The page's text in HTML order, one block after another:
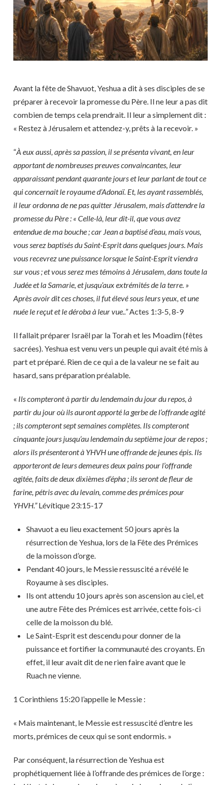
Avant la fête de Shavuot, Yeshua a dit à ses disciples de se
préparer à recevoir la promesse du Père. Il ne leur a pas dit
combien de temps cela prendrait. Il leur a simplement dit :
« Restez à Jérusalem et attendez-y, prêts à la recevoir. »
“À eux aussi, après sa passion, il se présenta vivant, en leur
apportant de nombreuses preuves convaincantes, leur
apparaissant pendant quarante jours et leur parlant de tout ce
qui concernait le royaume d’Adonaï. Et, les ayant rassemblés,
il leur ordonna de ne pas quitter Jérusalem, mais d’attendre la
promesse du Père : « Celle-là, leur dit-il, que vous avez
entendue de ma bouche ; car Jean a baptisé d’eau, mais vous,
vous serez baptisés du Saint-Esprit dans quelques jours. Mais
vous recevrez une puissance lorsque le Saint-Esprit viendra
sur vous ; et vous serez mes témoins à Jérusalem, dans toute la
Judée et la Samarie, et jusqu’aux extrémités de la terre. »
Après avoir dit ces choses, il fut élevé sous leurs yeux, et une
nuée le reçut et le déroba à leur vue..”Actes 1:3-5, 8-9
Il fallait préparer Israël par la Torah et les Moadim (fêtes
sacrées). Yeshua est venu vers un peuple qui avait été mis à
part et préparé. Rien de ce qui a de la valeur ne se fait au
hasard, sans préparation préalable.
« Ils compteront à partir du lendemain du jour du repos, à
partir du jour où ils auront apporté la gerbe de l’offrande agité
; ils compteront sept semaines complètes. Ils compteront
cinquante jours jusqu’au lendemain du septième jour de repos ;
alors ils présenteront à YHVH une offrande de jeunes épis. Ils
apporteront de leurs demeures deux pains pour l’offrande
agitée, faits de deux dixièmes d’épha ; ils seront de fleur de
farine, pétris avec du levain, comme des prémices pour
YHVH.”Lévítique 23:15-17
Shavuot a eu lieu exactement 50 jours après la
résurrection de Yeshua, lors de la Fête des Prémices
de la moisson d’orge.
Pendant 40 jours, le Messie ressuscité a révélé le
Royaume à ses disciples.
Ils ont attendu 10 jours après son ascension au ciel, et
une autre Fête des Prémices est arrivée, cette fois-ci
celle de la moisson du blé.
Le Saint-Esprit est descendu pour donner de la
puissance et fortifier la communauté des croyants. En
effet, il leur avait dit de ne rien faire avant que le
Ruach ne vienne.
1 Corinthiens 15:20 l’appelle le Messie :
« Mais maintenant, le Messie est ressuscité d’entre les
morts, prémices de ceux qui se sont endormis. »
Par conséquent, la résurrection de Yeshua est
prophétiquement liée à l’offrande des prémices de l’orge :